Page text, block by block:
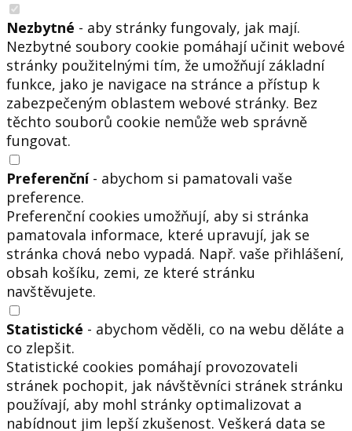
Nezbytné - aby stránky fungovaly, jak mají.
Nezbytné soubory cookie pomáhají učinit webové
stránky použitelnými tím, že umožňují základní
funkce, jako je navigace na stránce a přístup k
zabezpečeným oblastem webové stránky. Bez
těchto souborů cookie nemůže web správně
fungovat.
Preferenční- abychom si pamatovali vaše
preference.
Preferenční cookies umožňují, aby si stránka
pamatovala informace, které upravují, jak se
stránka chová nebo vypadá. Např. vaše přihlášení,
obsah košíku, zemi, ze které stránku
navštěvujete.
Statistické - abychom věděli, co na webu děláte a
co zlepšit.
Statistické cookies pomáhají provozovateli
stránek pochopit, jak návštěvníci stránek stránku
používají, aby mohl stránky optimalizovat a
nabídnout jim lepší zkušenost. Veškerá data se